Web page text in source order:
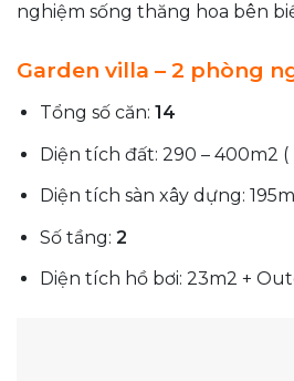
nghiệm sống thăng hoa bên
Garden villa – 2 phòng
Tổng số căn: 14
Diện tích đất: 290 – 400m2 (
Diện tích sàn xây dựng:
Số tầng: 2
Diện tích hồ bơi: 23m2 +